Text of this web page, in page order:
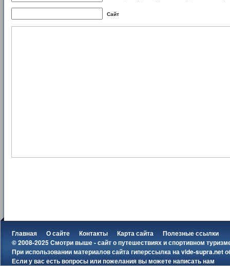
Сайт
Главная О сайте Контакты Карта сайта
Полезные ссылки
© 2008-2025 Смотри выше - сайт о путешествиях и спортивном
При использовании материалов сайта гиперссылка наvide-supra.net
Если у вас есть вопросы или пожелания вы можетенаписать нам